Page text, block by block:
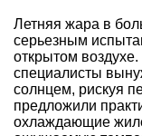
Летняя жара в
серьезным
открытом
специалисты
солнцем, рискуя
предложили
охлаждающие